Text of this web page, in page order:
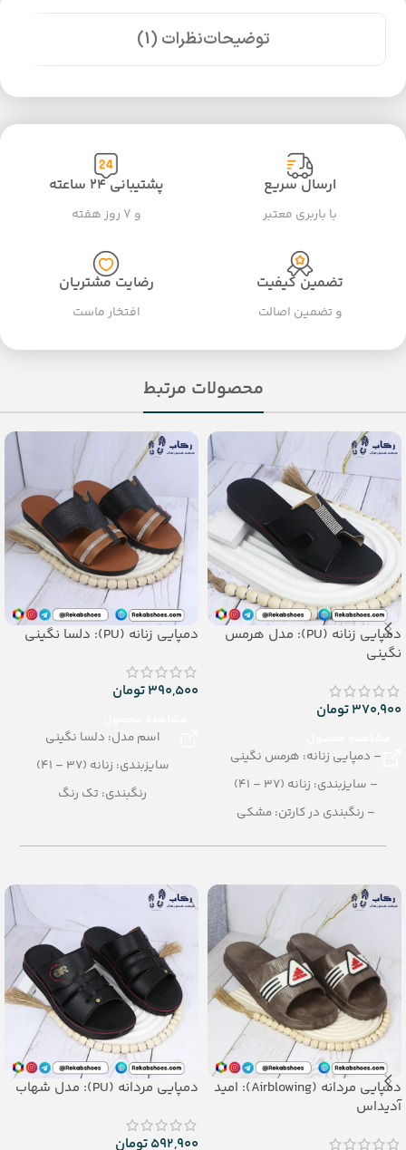
توضیحاتنظرات (1)
ارسال سریع
با باربری معتبر
پشتیبانی ۲۴ ساعته
و ۷ روز هفته
تضمین کیفیت
و تضمین اصالت
رضایت مشتریان
افتخار ماست
محصولات مرتبط
دمپایی زنانه (PU): مدل هرمس
نگینی
370,900تومان
– دمپایی زنانه: هرمس نگینی
– سایزبندی: زنانه (37 – 41)
– رنگبندی در کارتن: مشکی
– تعداد در کارتن: 12 جفت
دمپایی زنانه (PU): دلسا نگینی
390,500تومان
اسم مدل: دلسا نگینی
سایزبندی: زنانه (37 – 41)
رنگبندی: تک رنگ
جنس: PU
دمپایی مردانه (Airblowing): امید
آدیداس
دمپایی مردانه (PU): مدل شهاب
592,900تومان